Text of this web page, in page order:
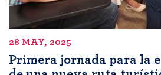
28 MAY, 2025
Primera jornada para la